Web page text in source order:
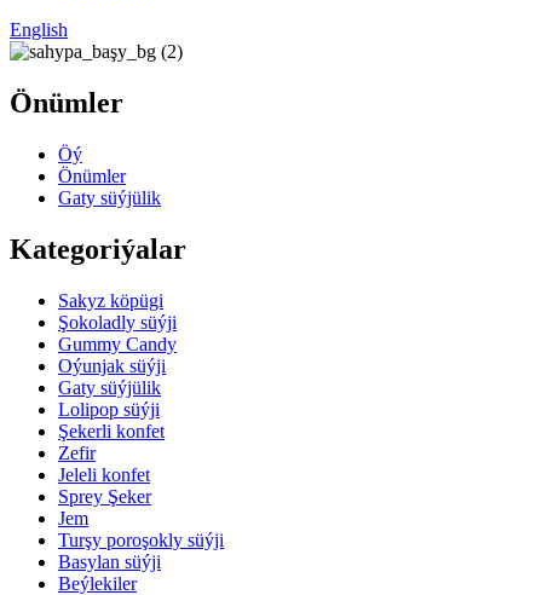
English
Önümler
Öý
Önümler
Gaty süýjülik
Kategoriýalar
Sakyz köpügi
Şokoladly süýji
Gummy Candy
Oýunjak süýji
Gaty süýjülik
Lolipop süýji
Şekerli konfet
Zefir
Jeleli konfet
Sprey Şeker
Jem
Turşy poroşokly süýji
Basylan süýji
Beýlekiler